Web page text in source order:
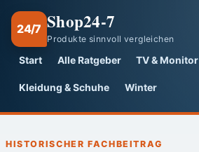
24/7 Shop24-7
Produkte sinnvoll vergleichen
Start Alle Ratgeber TV & Monitor
Kleidung & Schuhe Winter
HISTORISCHER FACHBEITRAG